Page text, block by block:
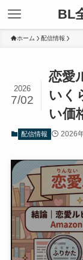
BL
ホーム 配信情報
恋愛
いく
い価
2026
7/02
配信情報 2026